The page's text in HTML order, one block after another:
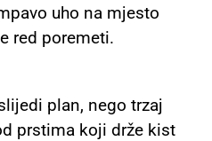
uho na mjesto
red poremeti.
plan, nego trzaj
prstima koji drže kist